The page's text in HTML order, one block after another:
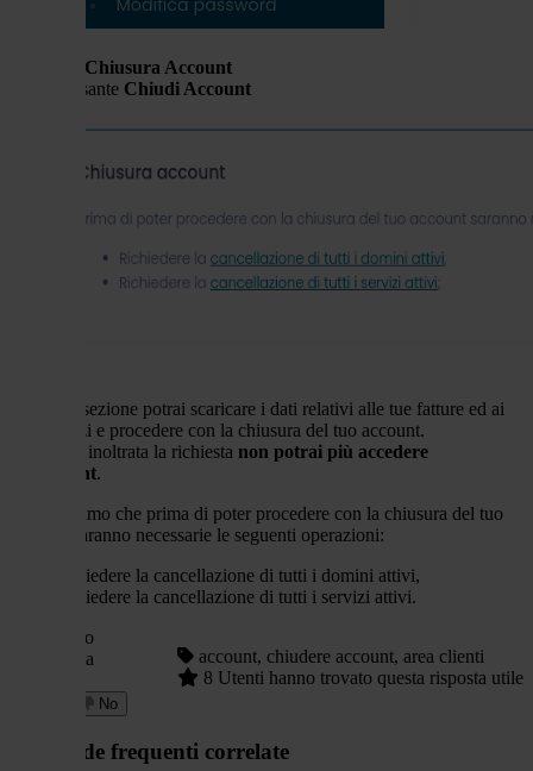
Chiusura Account
pulsante Chiudi Account
In questa sezione potrai scaricare i dati relativi alle tue fatture ed ai
tuoi servizi e procedere con la chiusura del tuo account.
Una volta inoltrata la richiesta non potrai più accedere
all'account.
Ti ricordiamo che prima di poter procedere con la chiusura del tuo
account saranno necessarie le seguenti operazioni:
richiedere la cancellazione di tutti i domini attivi,
richiedere la cancellazione di tutti i servizi attivi.
account, chiudere account, area clienti
8 Utenti hanno trovato questa risposta utile
Hai trovato
utile questa
No
Domande frequenti correlate